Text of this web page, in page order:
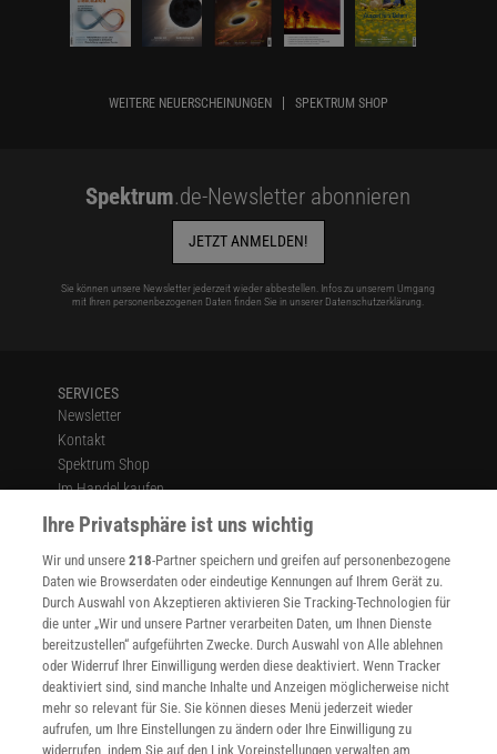
WEITERE NEUERSCHEINUNGEN SPEKTRUM SHOP
Spektrum.de-Newsletter abonnieren
JETZT ANMELDEN!
Sie können unsere Newsletter jederzeit wieder abbestellen. Infos zu unserem Umgang
mit Ihren personenbezogenen Daten finden Sie in unserer Datenschutzerklärung.
SERVICES
Newsletter
Kontakt
Spektrum Shop
Im Handel kaufen
Presse
Verträge kündigen
Widerruf
INFO
Mediadaten
Datenschutz
Nutzungsbedingungen
Cookie-Einstellungen
Utiq verwalten
Nutzungsbasierte Onlinewerbung
Ihre Privatsphäre ist uns wichtig
Wir und unsere218-Partner speichern und greifen auf personenbezogene
Daten wie Browserdaten oder eindeutige Kennungen auf Ihrem Gerät zu.
Durch Auswahl von Akzeptieren aktivieren Sie Tracking-Technologien für
die unter „Wir und unsere Partner verarbeiten Daten, um Ihnen Dienste
bereitzustellen“ aufgeführten Zwecke. Durch Auswahl von Alle ablehnen
oder Widerruf Ihrer Einwilligung werden diese deaktiviert. Wenn Tracker
deaktiviert sind, sind manche Inhalte und Anzeigen möglicherweise nicht
mehr so relevant für Sie. Sie können dieses Menü jederzeit wieder
aufrufen, um Ihre Einstellungen zu ändern oder Ihre Einwilligung zu
widerrufen, indem Sie auf den Link Voreinstellungen verwalten am